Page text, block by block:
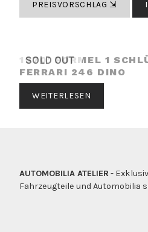
PREISVORSCHLAG ⇲
SOLD OUT
1970′ FORMEL 1
FERRARI 246 DINO
WEITERLESEN
AUTOMOBILIA ATELIER -
Fahrzeugteile und Automobilia